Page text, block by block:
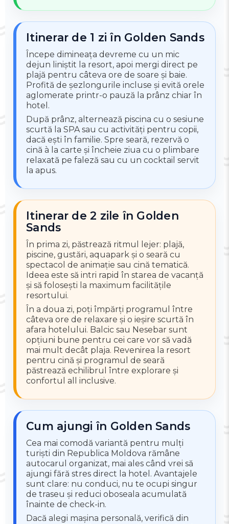
Itinerar de 1 zi în Golden Sands
Începe dimineața devreme cu un mic
dejun liniștit la resort, apoi mergi direct pe
plajă pentru câteva ore de soare și baie.
Profită de șezlongurile incluse și evită orele
aglomerate printr-o pauză la prânz chiar în
hotel.
După prânz, alternează piscina cu o sesiune
scurtă la SPA sau cu activități pentru copii,
dacă ești în familie. Spre seară, rezervă o
cină à la carte și încheie ziua cu o plimbare
relaxată pe faleză sau cu un cocktail servit
la apus.
Itinerar de 2 zile în Golden
Sands
În prima zi, păstrează ritmul lejer: plajă,
piscine, gustări, aquapark și o seară cu
spectacol de animație sau cină tematică.
Ideea este să intri rapid în starea de vacanță
și să folosești la maximum facilitățile
resortului.
În a doua zi, poți împărți programul între
câteva ore de relaxare și o ieșire scurtă în
afara hotelului. Balcic sau Nesebar sunt
opțiuni bune pentru cei care vor să vadă
mai mult decât plaja. Revenirea la resort
pentru cină și programul de seară
păstrează echilibrul între explorare și
confortul all inclusive.
Cum ajungi în Golden Sands
Cea mai comodă variantă pentru mulți
turiști din Republica Moldova rămâne
autocarul organizat, mai ales când vrei să
ajungi fără stres direct la hotel. Avantajele
sunt clare: nu conduci, nu te ocupi singur
de traseu și reduci oboseala acumulată
înainte de check-in.
Dacă alegi mașina personală, verifică din